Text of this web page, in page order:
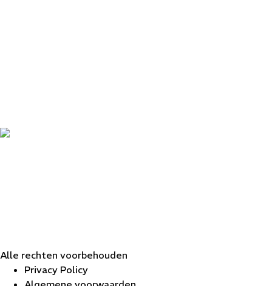
Alle rechten voorbehouden
Privacy Policy